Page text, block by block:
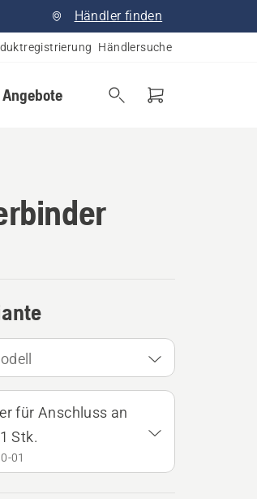
Händler finden
Händlersuche
für Anschluss an
Stk.